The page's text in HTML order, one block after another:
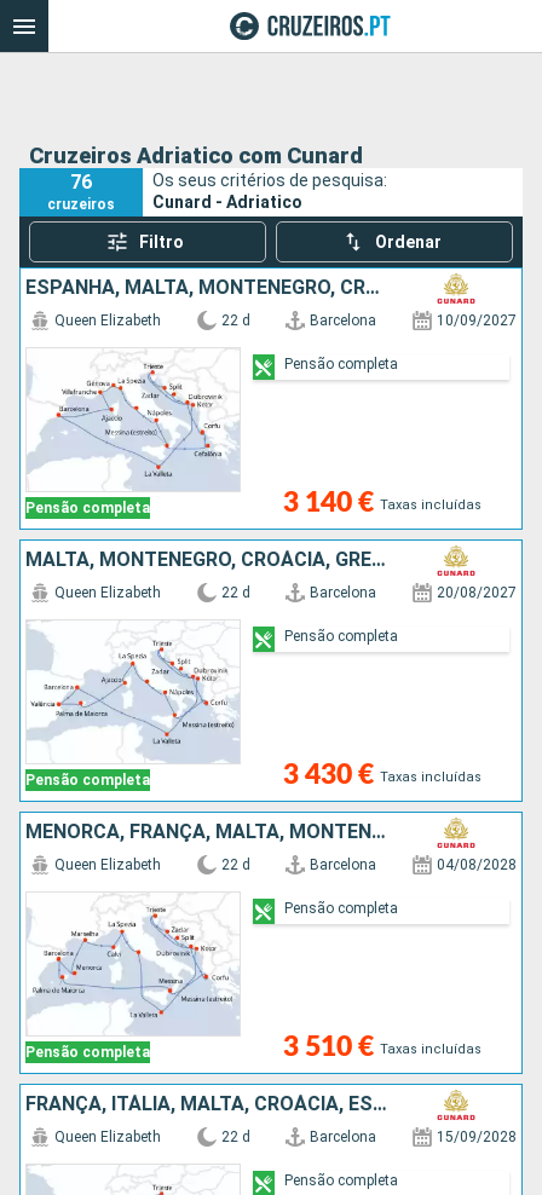
Cruzeiros Adriatico com Cunard
76
cruzeiros
Os seus critérios de pesquisa:
Cunard - Adriatico
Filtro Ordenar
ESPANHA, MALTA, MONTENEGRO, CROÁCIA, GRÉCIA, ITÁLIA, FRANÇA
Pensão completa
Queen Elizabeth 22 d Barcelona 10/09/2027
3 140 € Taxas incluídas
Pensão completa
MALTA, MONTENEGRO, CROÁCIA, GRÉCIA, ITÁLIA, FRANÇA, MAIORCA, ESPANHA
Pensão completa
Queen Elizabeth 22 d Barcelona 20/08/2027
3 430 € Taxas incluídas
Pensão completa
MENORCA, FRANÇA, MALTA, MONTENEGRO, CROÁCIA, ITÁLIA, GRÉCIA, MAIORCA, ESPANHA
Pensão completa
Queen Elizabeth 22 d Barcelona 04/08/2028
3 510 € Taxas incluídas
Pensão completa
FRANÇA, ITÁLIA, MALTA, CROÁCIA, ESPANHA, GRÉCIA, MAIORCA
Queen Elizabeth 22 d Barcelona 15/09/2028
Pensão completa